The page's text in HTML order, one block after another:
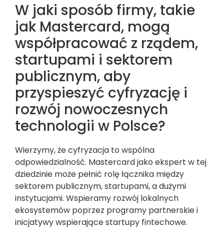
W jaki sposób firmy, takie
jak Mastercard, mogą
współpracować z rządem,
startupami i sektorem
publicznym, aby
przyspieszyć cyfryzację i
rozwój nowoczesnych
technologii w Polsce?
Wierzymy, że cyfryzacja to wspólna
odpowiedzialność. Mastercard jako ekspert w tej
dziedzinie może pełnić rolę łącznika między
sektorem publicznym, startupami, a dużymi
instytucjami. Wspieramy rozwój lokalnych
ekosystemów poprzez programy partnerskie i
inicjatywy wspierające startupy fintechowe.